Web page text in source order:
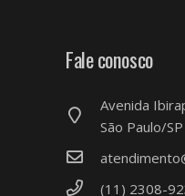
Fale conosco
Avenida
São Paulo/SP
(11) 2308-